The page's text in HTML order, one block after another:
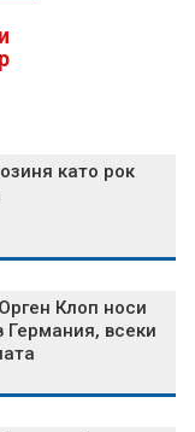
като рок
Клоп носи
Германия, всеки